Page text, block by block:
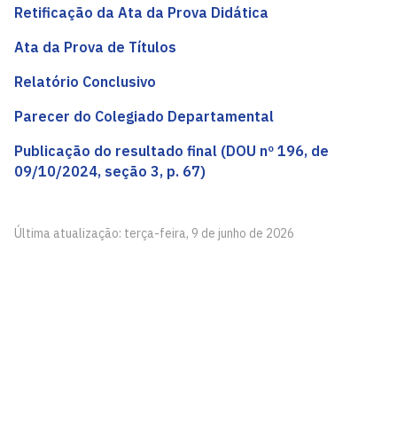
Retificação da Ata da Prova Didática
Ata da Prova de Títulos
Relatório Conclusivo
Parecer do Colegiado Departamental
Publicação do resultado final (DOU nº 196, de
09/10/2024, seção 3, p. 67)
Última atualização: terça-feira, 9 de junho de 2026